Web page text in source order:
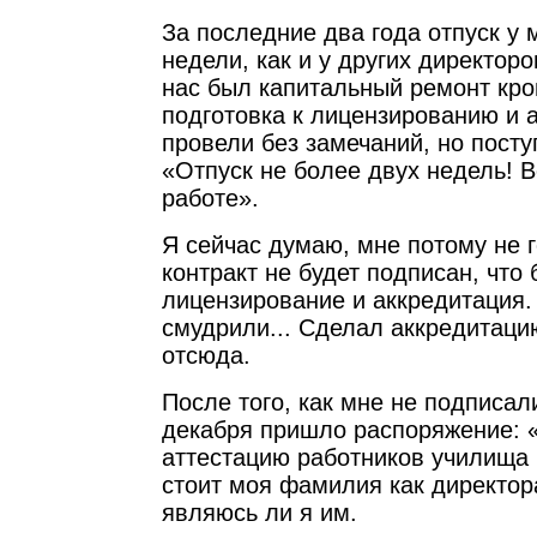
За последние два года отпуск у
недели, как и у других
нас был капитальный ремонт
подготовка к лицензированию и
провели без замечаний, но
«Отпуск не более двух недель!
работе».
Я сейчас думаю, мне потому не
контракт не будет подписан, что
лицензирование и
смудрили... Сделал
отсюда.
После того, как мне не
декабря пришло распоряжение:
аттестацию работников
стоит моя фамилия как
являюсь ли я им.